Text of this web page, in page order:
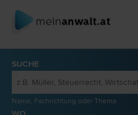
SUCHE
Name, Fachrichtung oder Thema